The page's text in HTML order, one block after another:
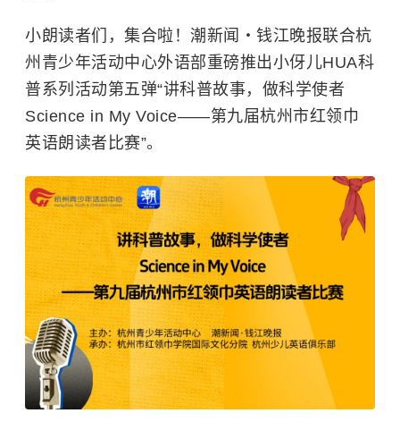
小朗读者们，集合啦！潮新闻・钱江晚报联合杭
州青少年活动中心外语部重磅推出小伢儿HUA科
普系列活动第五弹“讲科普故事，做科学使者
Science in My Voice——第九届杭州市红领巾
英语朗读者比赛”。